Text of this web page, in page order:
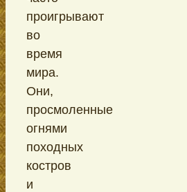
проигрывают
во
время
мира.
Они,
просмоленные
огнями
походных
костров
и